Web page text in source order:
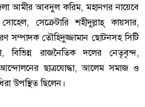
আমীর আবদুল করিম, মহানগর নায়েবে
সেক্রেটারি শহীদুল্লাহ্ কায়সার,
সম্পাদক তৌহিদুজ্জামান ছোটনসহ সিটি
বিভিন্ন রাজনৈতিক দলের নেতৃবৃন্দ,
ছাত্রযোদ্ধা, আলেম সমাজ ও
উপস্থিত ছিলেন।